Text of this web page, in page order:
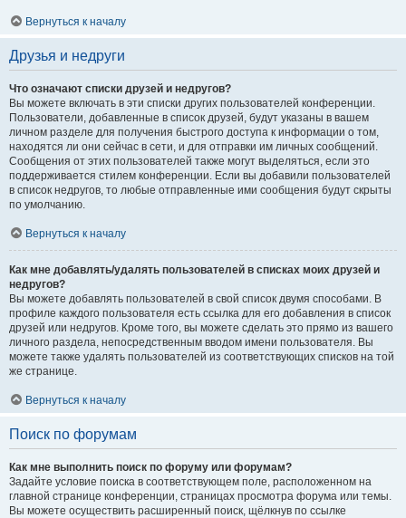
Вернуться к началу
Друзья и недруги
Что означают списки друзей и недругов?
Вы можете включать в эти списки других пользователей конференции.
Пользователи, добавленные в список друзей, будут указаны в вашем
личном разделе для получения быстрого доступа к информации о том,
находятся ли они сейчас в сети, и для отправки им личных сообщений.
Сообщения от этих пользователей также могут выделяться, если это
поддерживается стилем конференции. Если вы добавили пользователей
в список недругов, то любые отправленные ими сообщения будут скрыты
по умолчанию.
Вернуться к началу
Как мне добавлять/удалять пользователей в списках моих друзей и
недругов?
Вы можете добавлять пользователей в свой список двумя способами. В
профиле каждого пользователя есть ссылка для его добавления в список
друзей или недругов. Кроме того, вы можете сделать это прямо из вашего
личного раздела, непосредственным вводом имени пользователя. Вы
можете также удалять пользователей из соответствующих списков на той
же странице.
Вернуться к началу
Поиск по форумам
Как мне выполнить поиск по форуму или форумам?
Задайте условие поиска в соответствующем поле, расположенном на
главной странице конференции, страницах просмотра форума или темы.
Вы можете осуществить расширенный поиск, щёлкнув по ссылке